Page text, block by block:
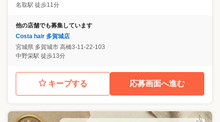
名取駅 徒歩11分
他の店舗でも募集しています
Costa hair 多賀城店
宮城県 多賀城市 高橋3-11-22-103
中野栄駅 徒歩13分
キープする 応募画面へ進む